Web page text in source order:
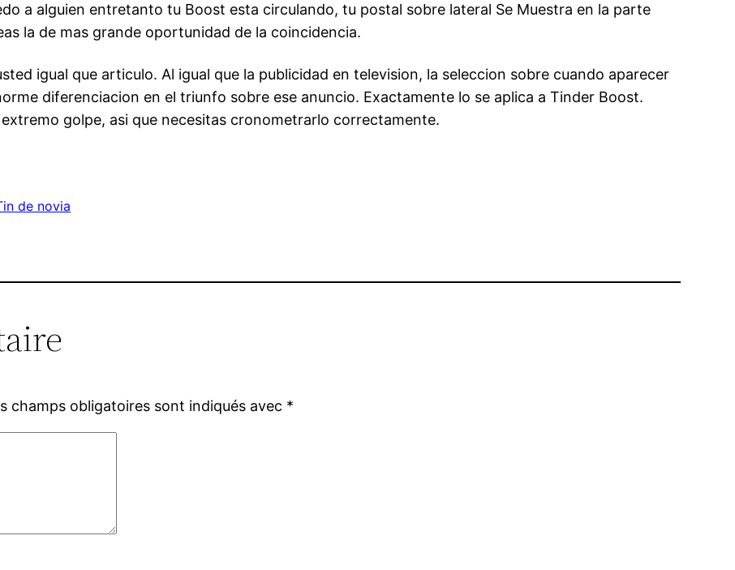
a alguien entretanto tu Boost esta circulando, tu postal sobre lateral Se Muestra en la parte
la de mas grande oportunidad de la coincidencia.
igual que arti­culo. Al igual que la publicidad en television, la seleccion sobre cuando aparecer
diferenciacion en el triunfo sobre ese anuncio. Exactamente lo se aplica a Tinder Boost.
golpe, asi que necesitas cronometrarlo correctamente.
de novia
champs obligatoires sont indiqués avec *